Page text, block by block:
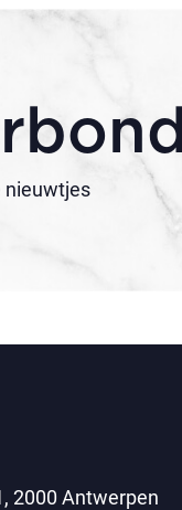
nieuwtjes
2000 Antwerpen